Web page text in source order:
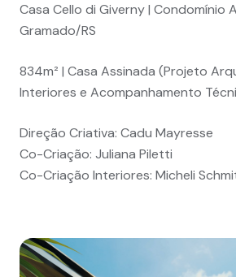
Casa Cello di Giverny | Condomínio
Gramado/RS
834m² | Casa Assinada (Projeto
Interiores e Acompanhamento
Direção Criativa: Cadu Mayresse
Co-Criação: Juliana Piletti
Co-Criação Interiores: Micheli